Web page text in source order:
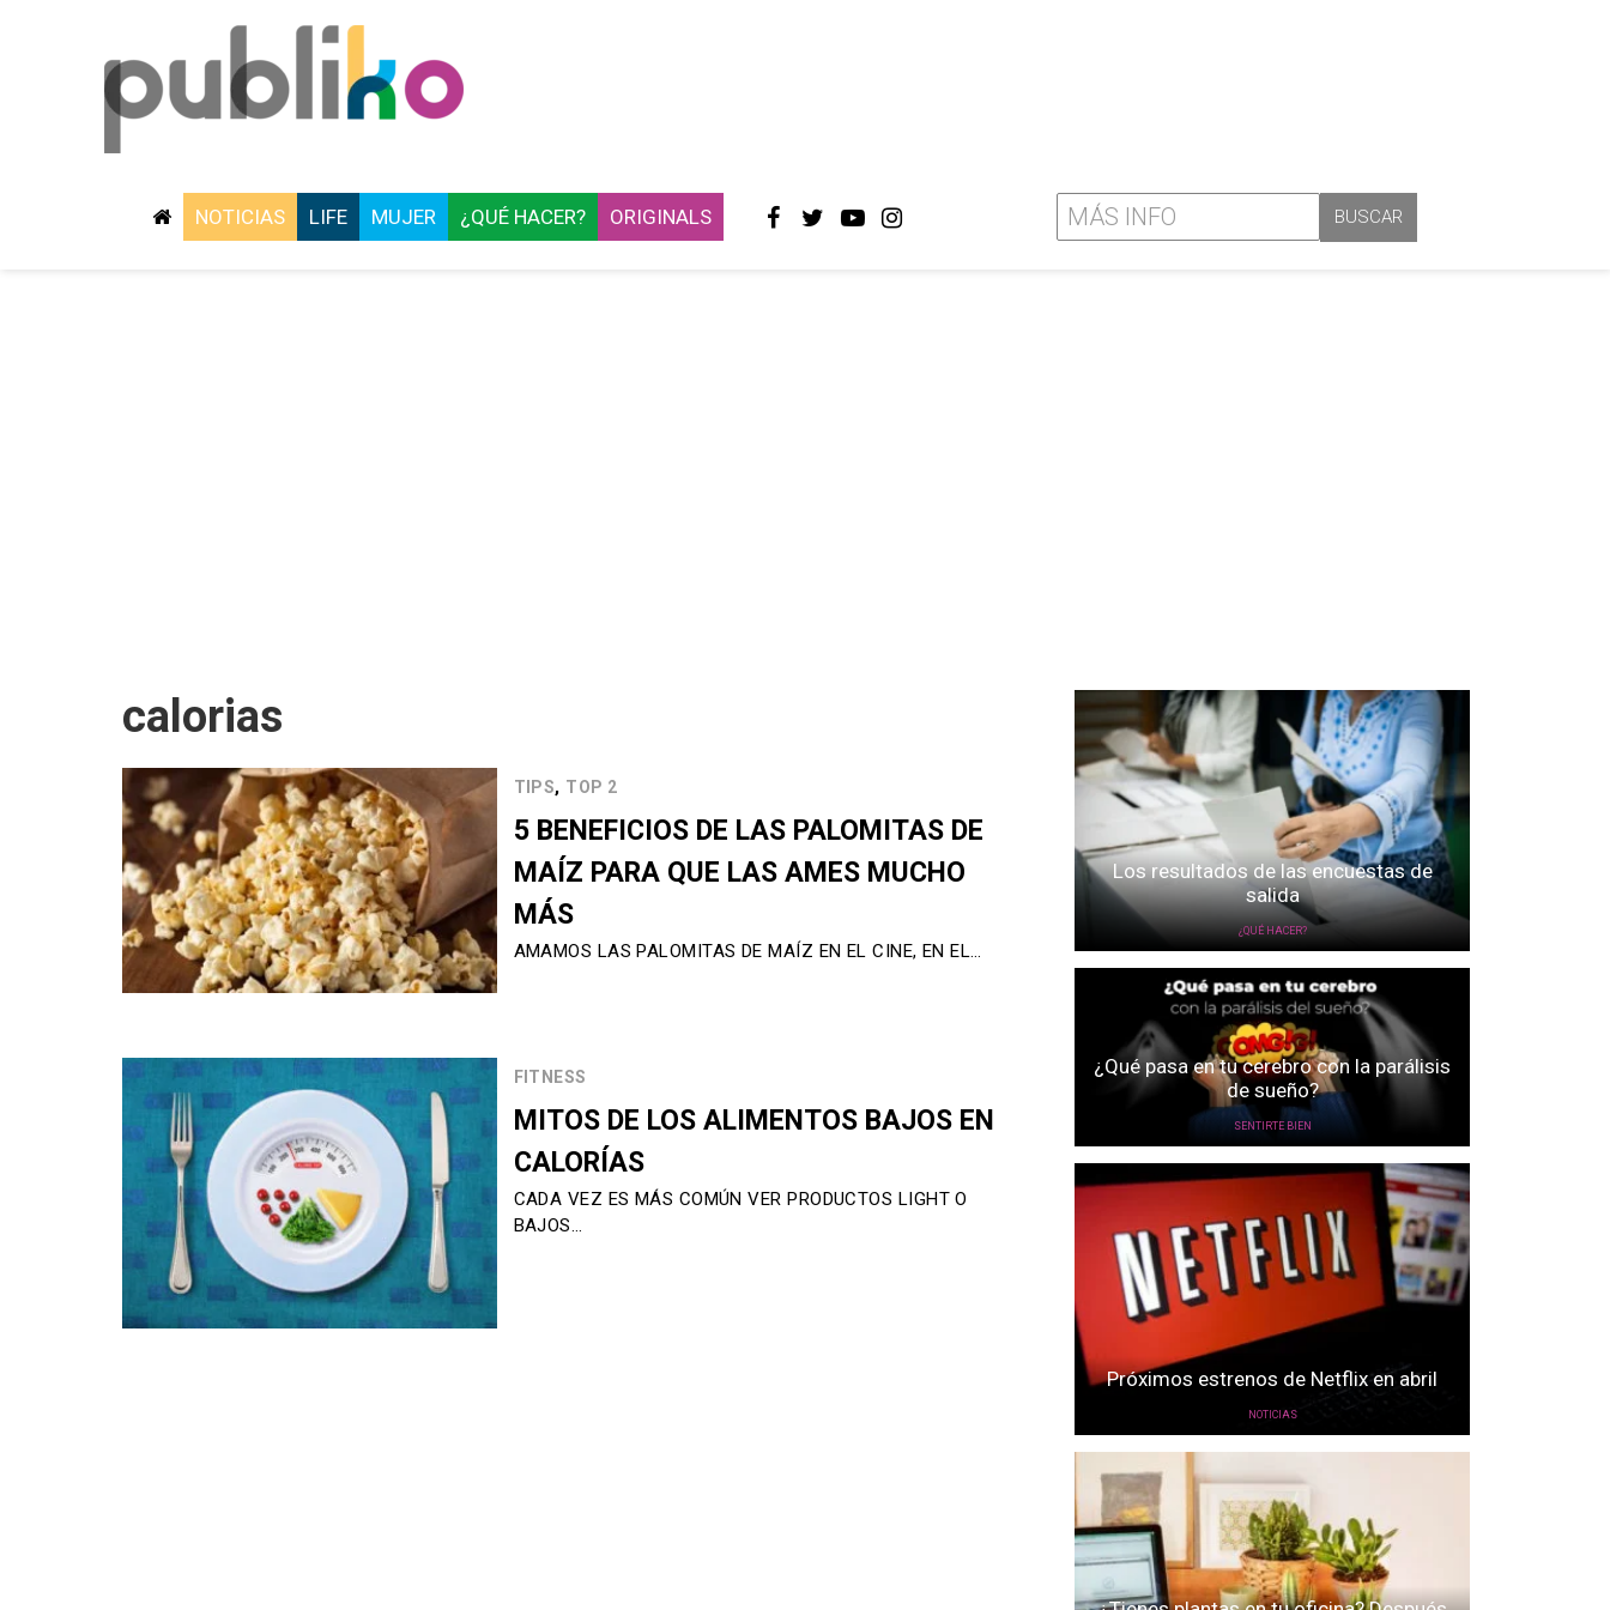
NOTICIAS LIFE MUJER ¿QUÉ HACER? ORIGINALS
calorias
TIPS, TOP 2
5 BENEFICIOS DE LAS PALOMITAS DE
MAÍZ PARA QUE LAS AMES MUCHO
MÁS
AMAMOS LAS PALOMITAS DE MAÍZ EN EL CINE, EN EL…
FITNESS
MITOS DE LOS ALIMENTOS BAJOS EN
CALORÍAS
CADA VEZ ES MÁS COMÚN VER PRODUCTOS LIGHT O
BAJOS…
Los resultados de las encuestas de
salida
¿QUÉ HACER?
¿Qué pasa en tu cerebro con la parálisis
de sueño?
SENTIRTE BIEN
Próximos estrenos de Netflix en abril
NOTICIAS